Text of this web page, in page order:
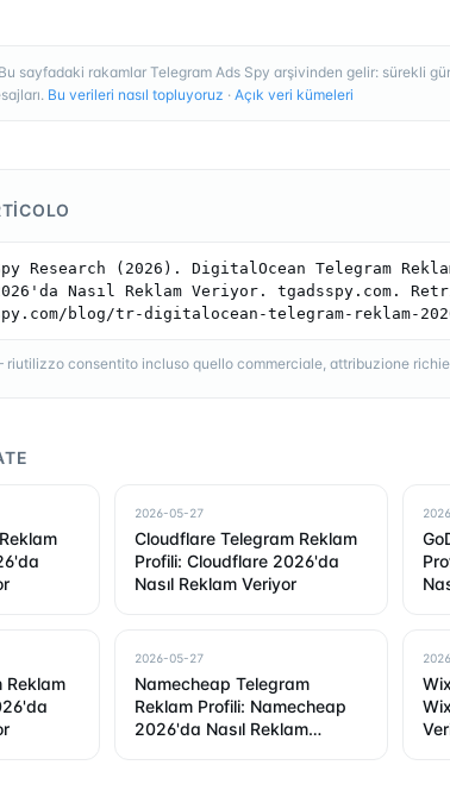
Bu sayfadaki rakamlar Telegram Ads Spy arşivinden gelir: sürekli
Bu verileri nasıl topluyoruz · Açık veri kümeleri
Research (2026). DigitalOcean Telegram
Nasıl Reklam Veriyor. tgadsspy.com.
blog/tr-digitalocean-telegram-reklam-
consentito incluso quello commerciale, attribuzione
2026-05-27
Cloudflare Telegram Reklam
Profili: Cloudflare 2026'da
Nasıl Reklam Veriyor
Reklam
2026-05-27
Namecheap Telegram
Reklam Profili: Namecheap
2026'da Nasıl Reklam